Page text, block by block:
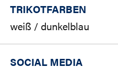
TRIKOTFARBEN
weiß / dunkelblau
SOCIAL MEDIA